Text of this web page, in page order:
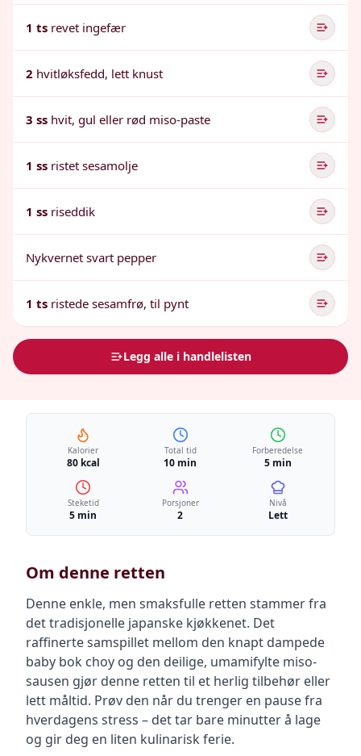
1 ts revet ingefær
2 hvitløksfedd, lett knust
3 ss hvit, gul eller rød miso-paste
1 ss ristet sesamolje
1 ss riseddik
Nykvernet svart pepper
1 ts ristede sesamfrø, til pynt
Legg alle i handlelisten
Kalorier
80 kcal
Total tid
10 min
Forberedelse
5 min
Steketid
5 min
Porsjoner
2
Nivå
Lett
Om denne retten
Denne enkle, men smaksfulle retten stammer fra
det tradisjonelle japanske kjøkkenet. Det
raffinerte samspillet mellom den knapt dampede
baby bok choy og den deilige, umamifylte miso-
sausen gjør denne retten til et herlig tilbehør eller
lett måltid. Prøv den når du trenger en pause fra
hverdagens stress – det tar bare minutter å lage
og gir deg en liten kulinarisk ferie.